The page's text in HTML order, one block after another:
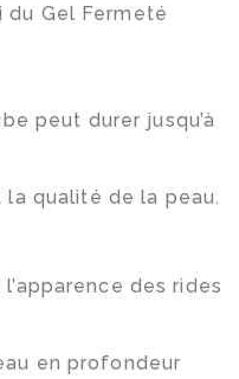
du Gel Fermeté
peut durer jusqu’à
qualité de la peau.
des rides
en profondeur